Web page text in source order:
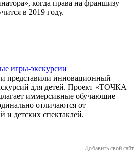
когда права на франшизу
в 2019 году.
игры-экскурсии
представили инновационный
для детей. Проект «ТОЧКА
иммерсивные обучающие
отличаются от
и детских спектаклей.
Добавить свой сайт